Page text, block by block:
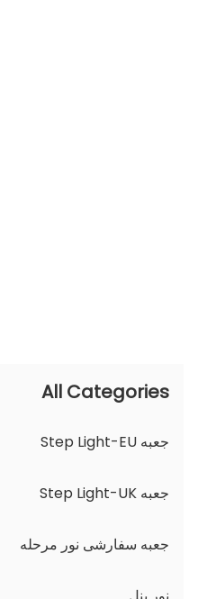
All Categories
جعبه Step Light-EU
جعبه Step Light-UK
جعبه سفارشی نور مرحله